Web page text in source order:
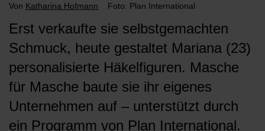
Von Katharina Hofmann Foto: Plan International
Erst verkaufte sie selbstgemachten
Schmuck, heute gestaltet Mariana (23)
personalisierte Häkelfiguren. Masche
für Masche baute sie ihr eigenes
Unternehmen auf – unterstützt durch
ein Programm von Plan International.